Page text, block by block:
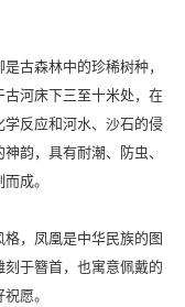
古森林中的珍稀树种，
古河床下三至十米处，在
反应和河水、沙石的侵
韵，具有耐潮、防虫、
成。
，凤凰是中华民族的图
于簪首，也寓意佩戴的
愿。